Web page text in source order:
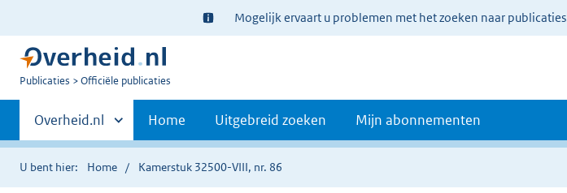
Ter
informatie:
Mogelijk ervaart u problemen met het zoeken naar
U
Publicaties Officiële publicaties
Primaire
navigatie
Andere
sites
binnen
Overheid.nl Home Uitgebreid zoeken Mijn abonnementen
U bent hier: Home Kamerstuk 32500-VIII, nr. 86